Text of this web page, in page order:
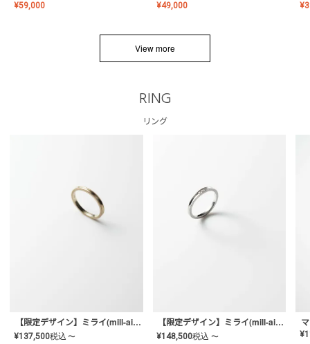
¥59,000 ¥49,000 ¥
View more
RING
リング
【限定デザイン】ミライ(mill-ai)リング
¥137,500税込 〜
【限定デザイン】ミライ(mill-ai)リング
¥148,500税込 〜 ¥